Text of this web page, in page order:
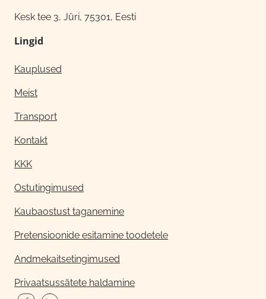
Kesk tee 3, Jüri, 75301, Eesti
Lingid
Kauplused
Meist
Transport
Kontakt
KKK
Ostutingimused
Kaubaostust taganemine
Pretensioonide esitamine toodetele
Andmekaitsetingimused
Privaatsussätete haldamine